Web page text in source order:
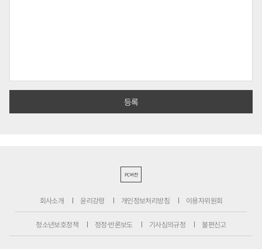
PC버전
회사소개 윤리강령 개인정보처리방침 이용자위원회
청소년보호정책 정정·반론보도 기사심의규정 불편신고